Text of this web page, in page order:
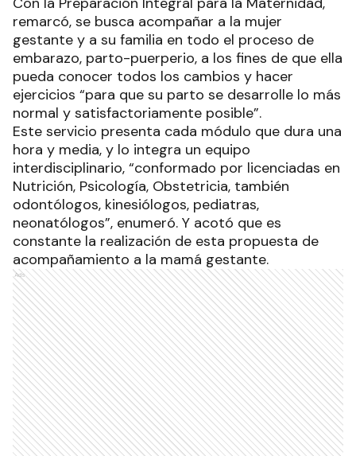
remarcó, se busca acompañar a la mujer
gestante y a su familia en todo el proceso de
embarazo, parto-puerperio, a los fines de que ella
pueda conocer todos los cambios y hacer
ejercicios “para que su parto se desarrolle lo más
normal y satisfactoriamente posible”.
Este servicio presenta cada módulo que dura una
hora y media, y lo integra un equipo
interdisciplinario, “conformado por licenciadas en
Nutrición, Psicología, Obstetricia, también
odontólogos, kinesiólogos, pediatras,
neonatólogos”, enumeró. Y acotó que es
constante la realización de esta propuesta de
acompañamiento a la mamá gestante.
Ads